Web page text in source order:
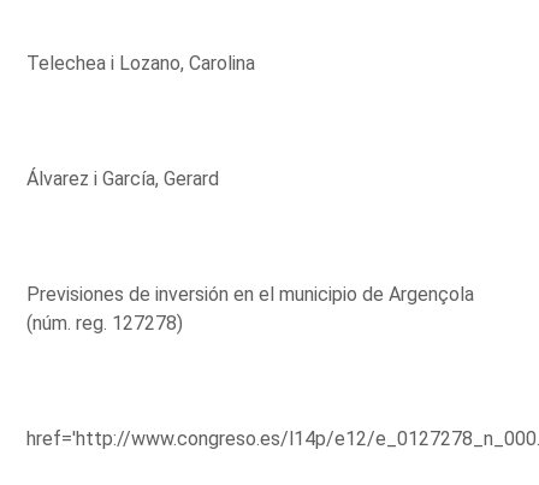
Telechea i Lozano, Carolina
Álvarez i García, Gerard
Previsiones de inversión en el municipio de Argençola
(núm. reg. 127278)
href='http://www.congreso.es/l14p/e12/